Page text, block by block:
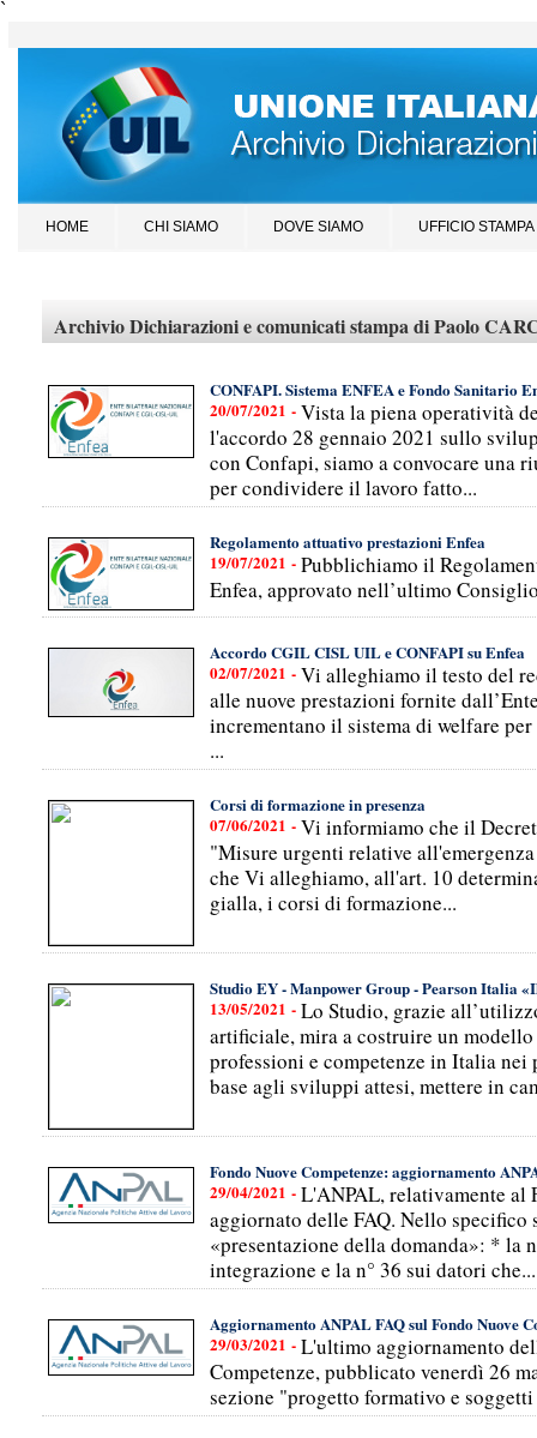
`
HOME CHI SIAMO DOVE SIAMO UFFICIO STAMPA
Archivio Dichiarazioni e comunicati stampa di Paolo
CONFAPI. Sistema ENFEA e Fondo Sanitario
20/07/2021 - Vista la piena operatività
l'accordo 28 gennaio 2021 sullo
con Confapi, siamo a convocare una
per condividere il lavoro fatto...
Regolamento attuativo prestazioni Enfea
19/07/2021 - Pubblichiamo il
Enfea, approvato nell’ultimo
Accordo CGIL CISL UIL e CONFAPI su Enfea
02/07/2021 - Vi alleghiamo il testo del
alle nuove prestazioni fornite
incrementano il sistema di welfare
...
Corsi di formazione in presenza
07/06/2021 - Vi informiamo che il
"Misure urgenti relative
che Vi alleghiamo, all'art. 10
gialla, i corsi di formazione...
Studio EY - Manpower Group - Pearson Italia
13/05/2021 - Lo Studio, grazie
artificiale, mira a costruire un
professioni e competenze in Italia
base agli sviluppi attesi, mettere in
Fondo Nuove Competenze: aggiornamento
29/04/2021 - L'ANPAL, relativamente al
aggiornato delle FAQ. Nello specifico
«presentazione della domanda»: * la
integrazione e la n° 36 sui datori che...
Aggiornamento ANPAL FAQ sul Fondo Nuove
29/03/2021 - L'ultimo aggiornamento
Competenze, pubblicato venerdì 26
sezione "progetto formativo e